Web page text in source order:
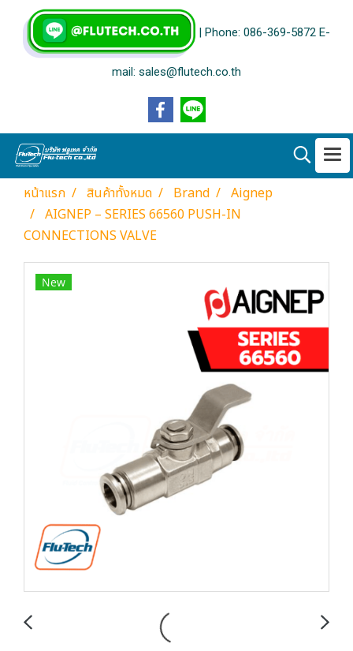
| Phone: 086-369-5872 E-
mail: sales@flutech.co.th
หน้าแรก สินค้าทั้งหมด Brand
Aignep
AIGNEP – SERIES 66560 PUSH-IN
CONNECTIONS VALVE
New